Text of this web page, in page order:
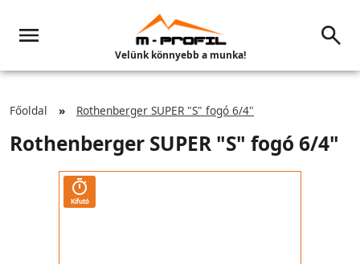
Velünk könnyebb a munka!
Főoldal Rothenberger SUPER "S" fogó 6/4"
Rothenberger SUPER "S" fogó 6/4"
Kifutó